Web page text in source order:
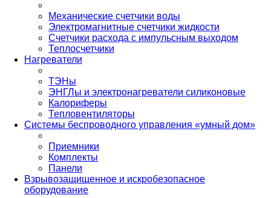
Механические счетчики воды
Электромагнитные счетчики жидкости
Счетчики расхода с импульсным выходом
Теплосчетчики
Нагреватели
ТЭНы
ЭНГЛы и электронагреватели силиконовые
Калориферы
Тепловентиляторы
Системы беспроводного управления «умный дом»
Приемники
Комплекты
Панели
Взрывозащищенное и искробезопасное
оборудование